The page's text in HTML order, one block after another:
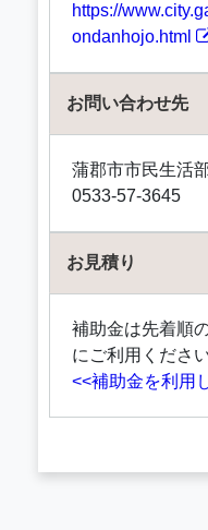
https://
ondanhojo.html
お問い合わせ先
蒲郡市市民生活
0533-57-3645
お見積り
補助金は先着順
にご利用ください
<<補助金を利用